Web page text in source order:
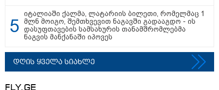
ნია იმნაძეს და ანასტასია
ბერუაშვილს ბრალდება
წარედგინათ - რამდენ წლიანი
პატიმრობა ემუქრებათ
არასრულწლოვნებს?
რა გახდა “სამგორის” მეტროში
იტალიაში ქალმა, ლატარიის ბილეთი, რომელმაც 1
მლნ მოიგო, შემთხვევით ნაგავში გადააგდო - ის
დასუფთავების სამსახურის თანამშრომლებმა
ნაგვის მანქანაში იპოვეს
დღის ყველა სიახლე
FLY.GE